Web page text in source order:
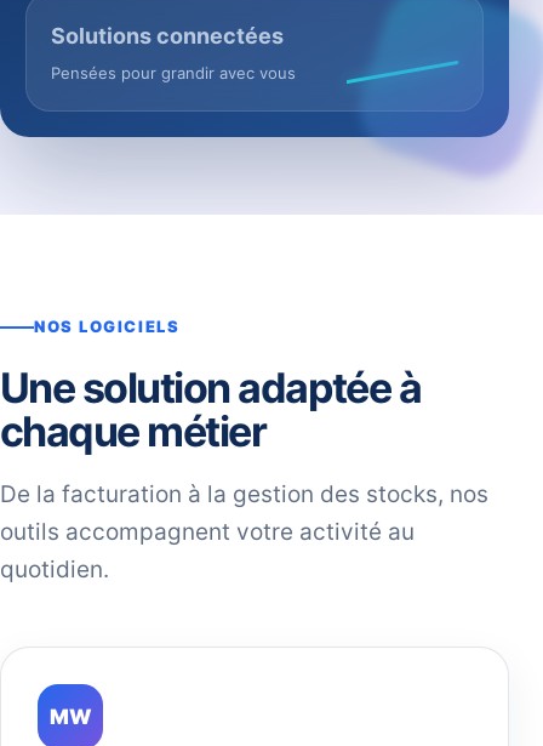
Solutions connectées
Pensées pour grandir avec vous
NOS LOGICIELS
Une solution adaptée à
chaque métier
De la facturation à la gestion des stocks, nos
outils accompagnent votre activité au
quotidien.
MW